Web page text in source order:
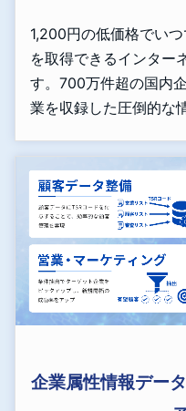
1,200円の低価格でい
を取得できるインター
す。700万件超の国内
業を収録した圧倒的な
企業属性情報デー